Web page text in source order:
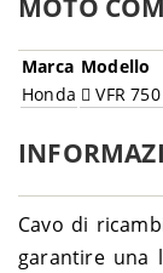
MOTO
Marca Modello
Honda
VFR
Cavo di
garantire una